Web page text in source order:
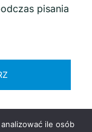
pisania
ile osób